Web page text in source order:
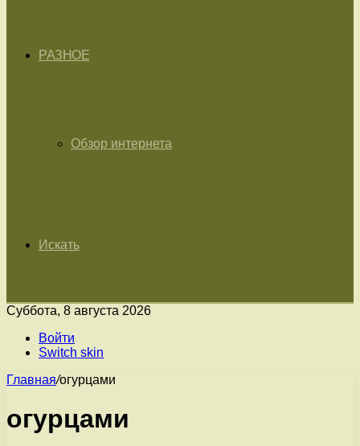
РАЗНОЕ
Обзор интернета
Искать
Суббота, 8 августа 2026
Войти
Switch skin
Главная/огурцами
огурцами